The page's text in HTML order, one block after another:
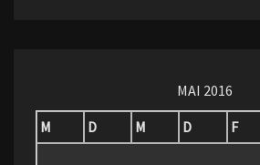
MAI 2016
M
D M D F